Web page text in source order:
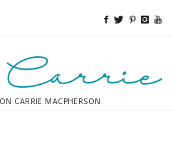
CARRIE MACPHERSON